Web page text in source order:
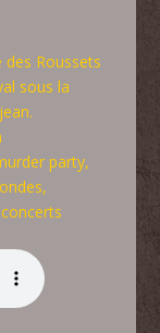
des Roussets
sous la
party,